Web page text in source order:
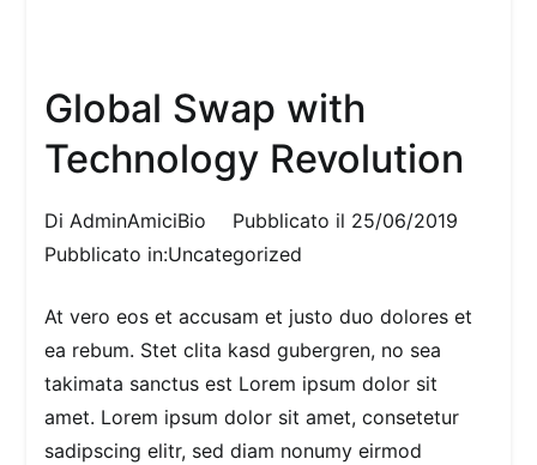
Global Swap with
Technology Revolution
DiAdminAmiciBio Pubblicato il 25/06/2019
Pubblicato in:Uncategorized
At vero eos et accusam et justo duo dolores et
ea rebum. Stet clita kasd gubergren, no sea
takimata sanctus est Lorem ipsum dolor sit
amet. Lorem ipsum dolor sit amet, consetetur
sadipscing elitr, sed diam nonumy eirmod